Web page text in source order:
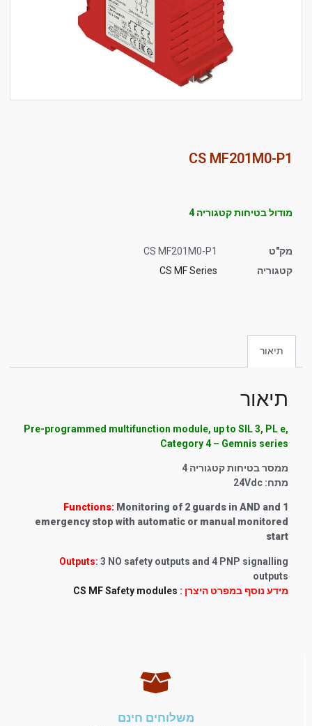
סמן קישורים
לאפס
את
כל
האפשרויות
cached
CS MF201M0-P1
מודול בטיחות קטגוריה 4
מק"ט
CS MF201M0-P1
קטגוריה
CS MF Series
תיאור
תיאור
Pre-programmed multifunction module, up to SIL 3, PL e,
Category 4 – Gemnis series
ממסר בטיחות קטגוריה 4
מתח: 24Vdc
Functions: Monitoring of 2 guards in AND and 1
emergency stop with automatic or manual monitored
start
Outputs: 3 NO safety outputs and 4 PNP signalling
outputs
מידע נוסף במפרט היצרן : CS MF Safety modules
משלוחים חינם